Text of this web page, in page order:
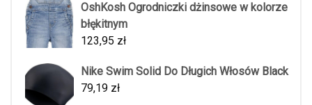
OshKosh Ogrodniczki dżinsowe w kolorze
błękitnym
123,95 zł
Nike Swim Solid Do Długich Włosów Black
79,19 zł